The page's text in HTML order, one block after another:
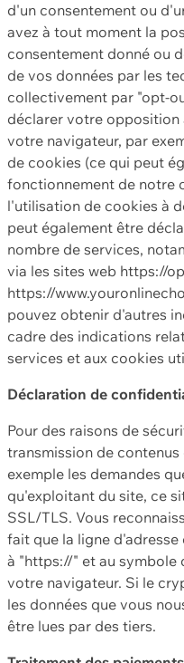
d'un consentement ou
avez à tout moment la
consentement donné ou
de vos données par les
collectivement par "opt-
déclarer votre opposition
votre navigateur, par
de cookies (ce qui peut
fonctionnement de notre
l'utilisation de cookies à
peut également être
nombre de services,
via les sites web https://
https://
pouvez obtenir d'autres
cadre des indications
services et aux cookies
Déclaration de
Pour des raisons de
transmission de
exemple les demandes
qu'exploitant du site, ce
SSL/TLS. Vous
fait que la ligne
à "https://" et au symbole
votre navigateur. Si le
les données que vous
être lues par des tiers.